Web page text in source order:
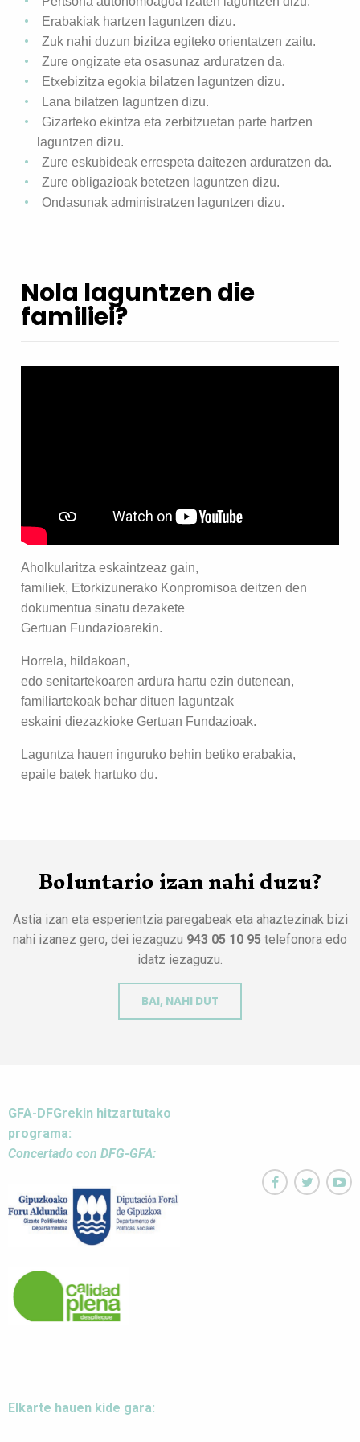
Erabakiak hartzen laguntzen dizu.
Zuk nahi duzun bizitza egiteko orientatzen zaitu.
Zure ongizate eta osasunaz arduratzen da.
Etxebizitza egokia bilatzen laguntzen dizu.
Lana bilatzen laguntzen dizu.
Gizarteko ekintza eta zerbitzuetan parte hartzen
laguntzen dizu.
Zure eskubideak errespeta daitezen arduratzen da.
Zure obligazioak betetzen laguntzen dizu.
Ondasunak administratzen laguntzen dizu.
Nola laguntzen die
familiei?
Aholkularitza eskaintzeaz gain,
familiek, Etorkizunerako Konpromisoa deitzen den
dokumentua sinatu dezakete
Gertuan Fundazioarekin.
Horrela, hildakoan,
edo senitartekoaren ardura hartu ezin dutenean,
familiartekoak behar dituen laguntzak
eskaini diezazkioke Gertuan Fundazioak.
Laguntza hauen inguruko behin betiko erabakia,
epaile batek hartuko du.
Boluntario izan nahi duzu?
Astia izan eta esperientzia paregabeak eta ahaztezinak bizi
nahi izanez gero, dei iezaguzu 943 05 10 95 telefonora edo
idatz iezaguzu.
BAI, NAHI DUT
GFA-DFGrekin hitzartutako
programa:
Concertado con DFG-GFA:
Elkarte hauen kide gara:
  